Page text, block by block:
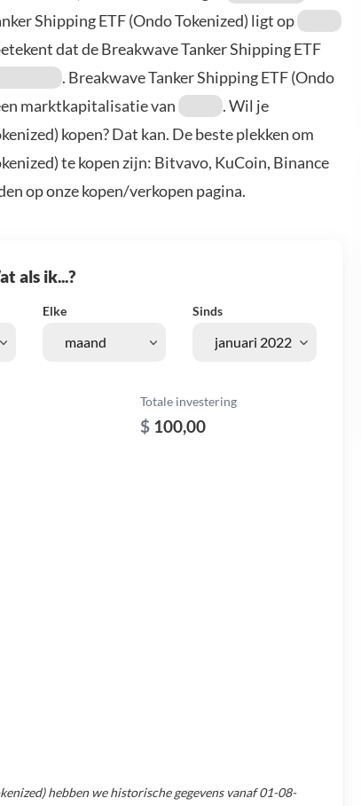
Shipping ETF (Ondo Tokenized) ligt op
dat de Breakwave Tanker Shipping ETF
. Breakwave Tanker Shipping ETF (Ondo
marktkapitalisatie van
. Wil je
kopen? Dat kan. De beste plekken om
te kopen zijn: Bitvavo, KuCoin, Binance
op onze kopen/verkopen pagina.
als ik...?
Elke Sinds
Totale investering
$ 100,00
hebben we historische gegevens vanaf01-08-